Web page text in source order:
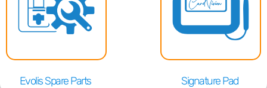
Evolis Spare Parts Signature Pad